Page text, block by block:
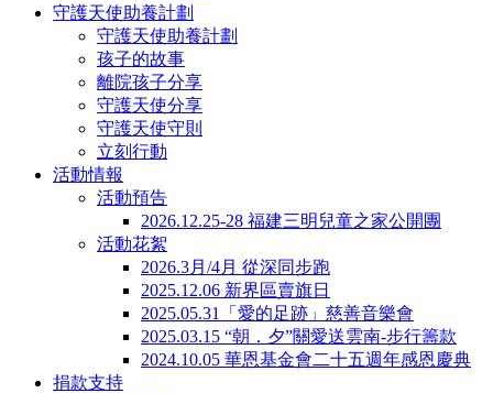
守護天使助養計劃
守護天使助養計劃
孩子的故事
離院孩子分享
守護天使分享
守護天使守則
立刻行動
活動情報
活動預告
2026.12.25-28 福建三明兒童之家公開團
活動花絮
2026.3月/4月 從深同步跑
2025.12.06 新界區賣旗日
2025.05.31「愛的足跡」慈善音樂會
2025.03.15 “朝．夕”關愛送雲南-步行籌款
2024.10.05 華恩基金會二十五週年感恩慶典
捐款支持